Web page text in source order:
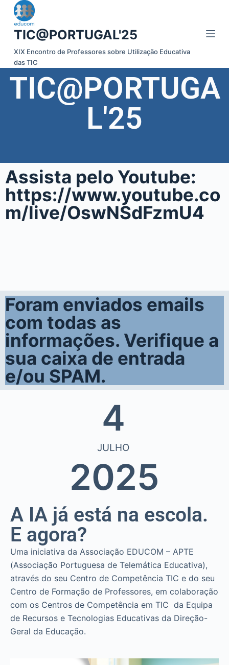
P
u
a
p
n
e
ú
TIC@PORTUGAL'25
XIX Encontro de Professores sobre Utilização Educativa
das TIC
TIC@PORTUGA
L'25
Assista pelo Youtube:
https://www.youtube.co
m/live/OswNSdFzmU4
Foram enviados emails
com todas as
informações. Verifique a
sua caixa de entrada
e/ou SPAM.
JULHO
4
2025
A IA já está na escola.
E agora?
Uma iniciativa da Associação EDUCOM – APTE
(Associação Portuguesa de Telemática Educativa),
através do seu Centro de Competência TIC e do seu
Centro de Formação de Professores, em colaboração
com os Centros de Competência em TIC da Equipa
de Recursos e Tecnologias Educativas da Direção-
Geral da Educação.